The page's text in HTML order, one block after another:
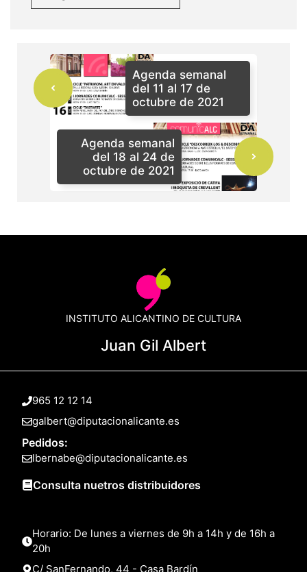
Agenda semanal
del 11 al 17 de
octubre de 2021
Agenda semanal
del 18 al 24 de
octubre de 2021
INSTITUTO ALICANTINO DE CULTURA
Juan Gil Albert
965 12 12 14
galbert@diputacionalicante.es
Pedidos:
lbernabe@diputacionalicante.es
Consulta nuetros distribuidores
Horario: De lunes a viernes de 9h a 14h y de 16h a
20h
C/ SanFernando, 44 - Casa Bardín